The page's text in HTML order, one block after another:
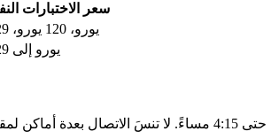
سعر الاختبارات
105 يورو، 120 يورو، 129 يورو
105 يورو إلى 129 يورو